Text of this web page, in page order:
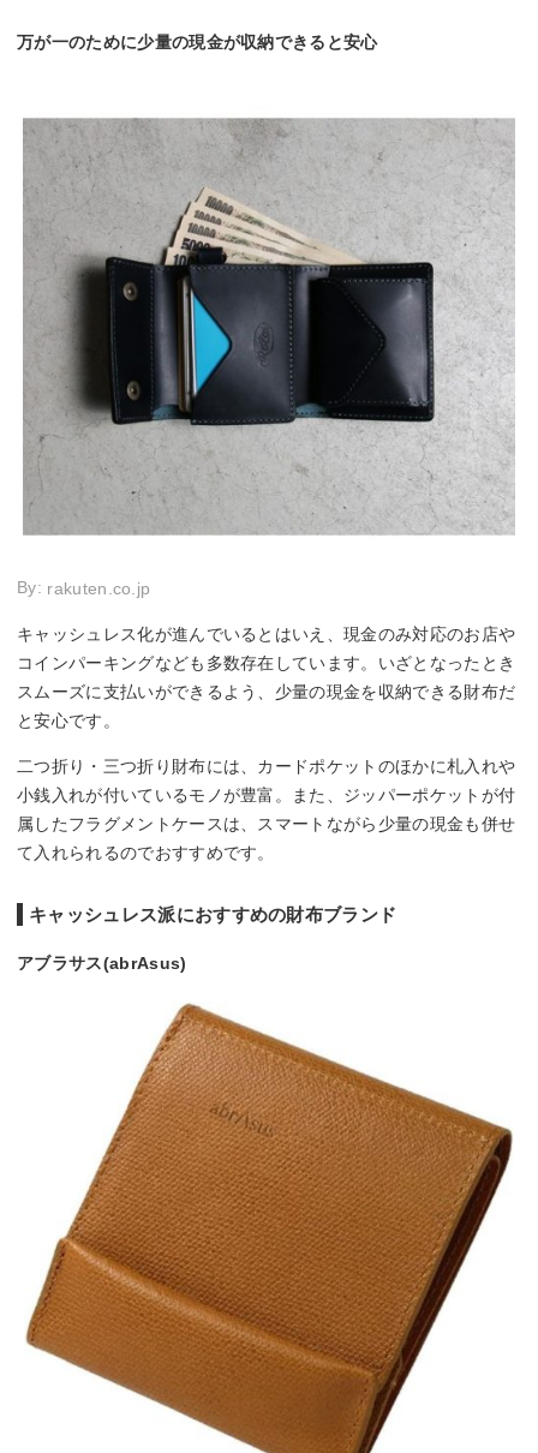
万が一のために少量の現金が収納できると安心
By: rakuten.co.jp
キャッシュレス化が進んでいるとはいえ、現金のみ対応のお店や
コインパーキングなども多数存在しています。いざとなったとき
スムーズに支払いができるよう、少量の現金を収納できる財布だ
と安心です。
二つ折り・三つ折り財布には、カードポケットのほかに札入れや
小銭入れが付いているモノが豊富。また、ジッパーポケットが付
属したフラグメントケースは、スマートながら少量の現金も併せ
て入れられるのでおすすめです。
キャッシュレス派におすすめの財布ブランド
アブラサス(abrAsus)